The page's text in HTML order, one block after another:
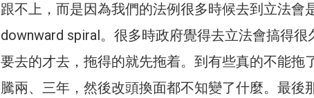
跟不上，而是因為我們的法例很多時候去到立法會
downward spiral。很多時政府覺得去立法會搞得很
要去的才去，拖得的就先拖着。到有些真的不能拖
騰兩、三年，然後改頭換面都不知變了什麼。最後